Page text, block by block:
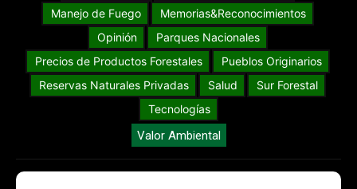
Manejo de Fuego
Memorias&Reconocimientos
Opinión
Parques Nacionales
Precios de Productos Forestales
Pueblos Originarios
Reservas Naturales Privadas
Salud
Sur Forestal
Tecnologías
Valor Ambiental